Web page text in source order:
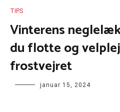
TIPS
Vinterens
du flotte og
frostvejret
januar 15, 2024